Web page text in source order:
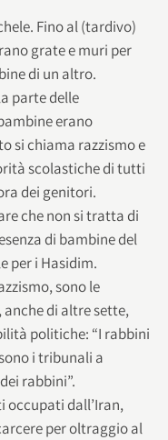
Fino al (tardivo)
grate e muri per
di un altro.
parte delle
erano
si chiama razzismo e
scolastiche di tutti
dei genitori.
che non si tratta di
di bambine del
per i Hasidim.
sono le
di altre sette,
politiche: “I rabbini
i tribunali a
rabbini”.
occupati dall’Iran,
per oltraggio al